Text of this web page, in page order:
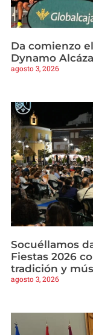
Da comienzo
Dynamo
agosto 3, 2026
Socuéllamos
Fiestas 2026
tradición y
agosto 3, 2026